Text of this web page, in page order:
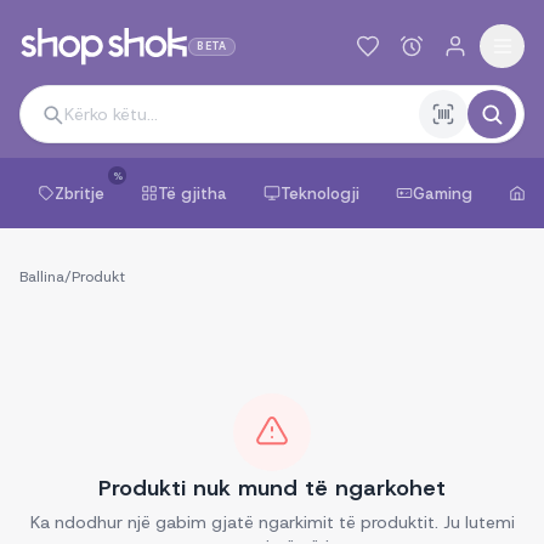
BETA
Zbritje
%
Të gjitha Teknologji Gaming
Ballina/Produkt
Produkti nuk mund të ngarkohet
Ka ndodhur një gabim gjatë ngarkimit të produktit. Ju lutemi